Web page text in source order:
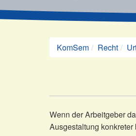
KomSem Recht
Wenn der Arbeitgeber
Ausgestaltung